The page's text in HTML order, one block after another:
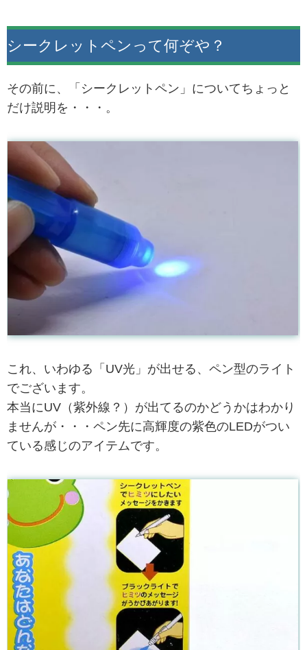
シークレットペンって何ぞや？
その前に、「シークレットペン」についてちょっと
だけ説明を・・・。
これ、いわゆる「UV光」が出せる、ペン型のライト
でございます。
本当にUV（紫外線？）が出てるのかどうかはわかり
ませんが・・・ペン先に高輝度の紫色のLEDがつい
ている感じのアイテムです。